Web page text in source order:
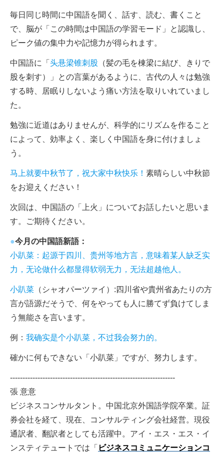
毎日同じ時間に中国語を聞く、話す、読む、書くこと
で、脳が「この時間は中国語の学習モード」と認識し、
ピーク値の集中力や記憶力が得られます。
中国語に「 头悬梁锥刺股 （髪の毛を棟梁に結び、きりで
股を刺す）」との言葉があるように、古代の人々は勉強
する時、居眠りしないよう痛い方法を取りいれていまし
た。
勉強に近道はありませんが、科学的にリズムを作ること
によって、効率よく、楽しく中国語を身に付けましょ
う。
马上就要中秋节了，祝大家中秋快乐！ 素晴らしい中秋節
をお迎えください！
次回は、中国語の「上火」についてお話したいと思いま
す。ご期待ください。
●今月の中国語新語：
小趴菜：起源于四川、贵州等地方言，意味着某人缺乏实
力，无论做什么都显得软弱无力，无法超越他人。
小趴菜 （シャオパーツァイ）:四川省や貴州省あたりの方
言が語源だそうで、何をやっても人に勝てず負けてしま
う無能さを言います。
例： 我确实是个小趴菜，不过我会努力的。
確かに何もできない「小趴菜」ですが、努力します。
------------------------------------------------------------------
張 意意
ビジネスコンサルタント。中国北京外国語学院卒業。証
券会社を経て、現在、コンサルティング会社経営。現役
通訳者、翻訳者としても活躍中。アイ・エス・エス・イ
ンスティテュートでは「 ビジネスコミュニケーションコ